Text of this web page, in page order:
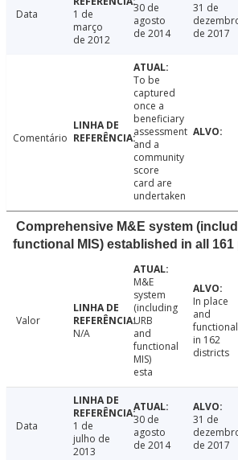
Data
1 de
março
de 2012
30 de
agosto
de 2014
31 de
de 2017
Comentário
To be
captured
once a
beneficiary
assessment
and a
community
score
card are
undertaken
Comprehensive M&E system
functional MIS) established in all
Valor
N/A
M&E
system
(including
URB
and
functional
MIS)
esta
In place
and
functional
in 162
districts
Data
1 de
julho de
2013
30 de
agosto
de 2014
31 de
de 2017